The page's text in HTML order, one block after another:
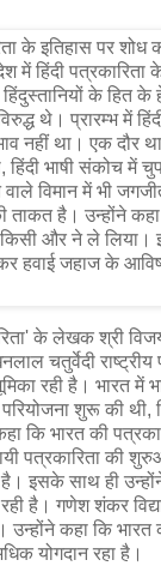
के इतिहास पर शोध
में हिंदी पत्रकारिता
हिंदुस्तानियों के हित
थे। प्रारम्भ में
नहीं था। एक दौर
भाषी संकोच में
विमान में भी
ताकत है। उन्होंने
और ने ले लिया।
हवाई जहाज के
के लेखक श्री
चतुर्वेदी राष्ट्रीय
रही है। भारत में
परियोजना शुरू की
कि भारत की
पत्रकारिता की
इसके साथ ही
है। गणेश शंकर
कहा कि भारत
योगदान रहा है।